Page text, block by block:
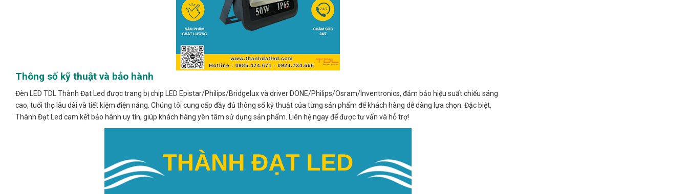
Thông số kỹ thuật và bảo hành
Đèn LED TDL Thành Đạt Led được trang bị chip LED Epistar/Philips/Bridgelux và driver DONE/Philips/Osram/Inventronics, đảm bảo hiệu suất chiếu sáng
cao, tuổi thọ lâu dài và tiết kiệm điện năng. Chúng tôi cung cấp đầy đủ thông số kỹ thuật của từng sản phẩm để khách hàng dễ dàng lựa chọn. Đặc biệt,
Thành Đạt Led cam kết bảo hành uy tín, giúp khách hàng yên tâm sử dụng sản phẩm. Liên hệ ngay để được tư vấn và hỗ trợ!